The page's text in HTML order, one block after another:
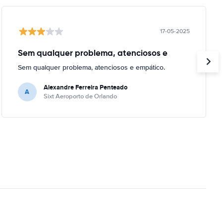
17-05-2025
Sem qualquer problema, atenciosos e
Sem qualquer problema, atenciosos e empático.
A Alexandre Ferreira Penteado
Sixt Aeroporto de Orlando